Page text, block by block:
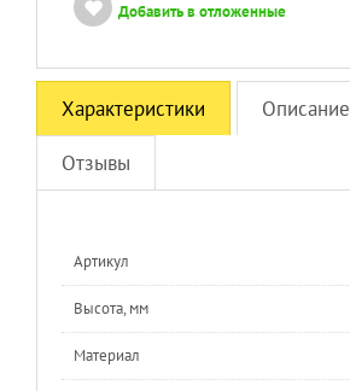
Добавить в отложенные
Характеристики Описание
Отзывы
Артикул
Высота, мм
Материал